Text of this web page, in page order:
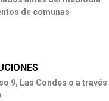
de comunas
9, Las Condes o a través